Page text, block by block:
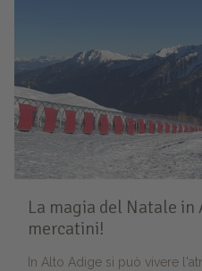
La magia del Natale
mercatini!
In Alto Adige si può vivere